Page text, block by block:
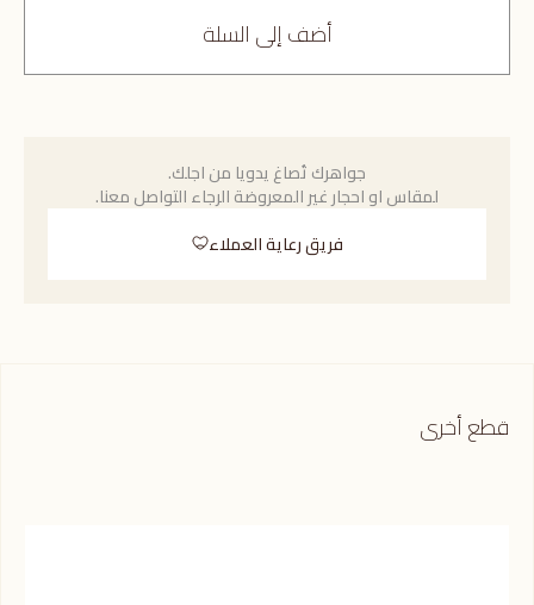
أضف إلى السلة
جواهرك تُصاغ يدويا من اجلك.
لمقاس او احجار غير المعروضة الرجاء التواصل معنا.
فريق رعاية العملاء
قطع أخرى